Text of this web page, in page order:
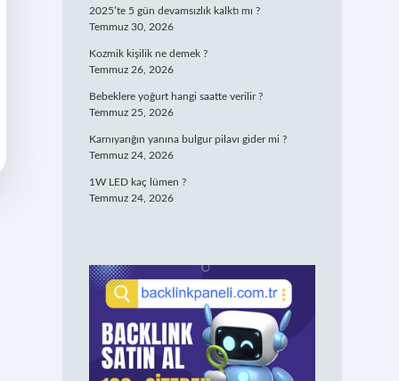
2025’te 5 gün devamsızlık kalktı mı ?
Temmuz 30, 2026
Kozmik kişilik ne demek ?
Temmuz 26, 2026
Bebeklere yoğurt hangi saatte verilir ?
Temmuz 25, 2026
Karnıyarığın yanına bulgur pilavı gider mi ?
Temmuz 24, 2026
1W LED kaç lümen ?
Temmuz 24, 2026